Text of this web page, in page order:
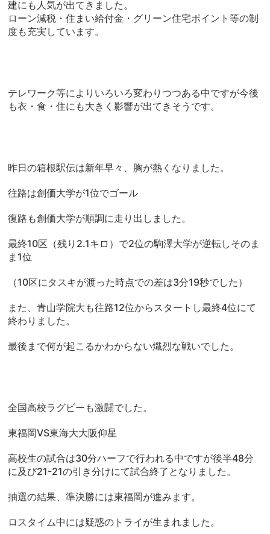
建にも人気が出てきました。
ローン減税・住まい給付金・グリーン住宅ポイント等の制
度も充実しています。
テレワーク等によりいろいろ変わりつつある中ですが今後
も衣・食・住にも大きく影響が出てきそうです。
昨日の箱根駅伝は新年早々、胸が熱くなりました。
往路は創価大学が1位でゴール
復路も創価大学が順調に走り出しました。
最終10区（残り2.1キロ）で2位の駒澤大学が逆転しそのま
ま1位
（10区にタスキが渡った時点での差は3分19秒でした）
また、青山学院大も往路12位からスタートし最終4位にて
終わりました。
最後まで何が起こるかわからない熾烈な戦いでした。
全国高校ラグビーも激闘でした。
東福岡VS東海大大阪仰星
高校生の試合は30分ハーフで行われる中ですが後半48分
に及び21-21の引き分けにて試合終了となりました。
抽選の結果、準決勝には東福岡が進みます。
ロスタイム中には疑惑のトライが生まれました。